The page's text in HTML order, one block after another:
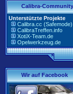
Calibra-Community
Unterstützte Projekte
Calibra.cc (Safemode)
CalibraTreffen.info
XotiX-Team.de
Opelwerkzeug.de
Wir auf Facebook